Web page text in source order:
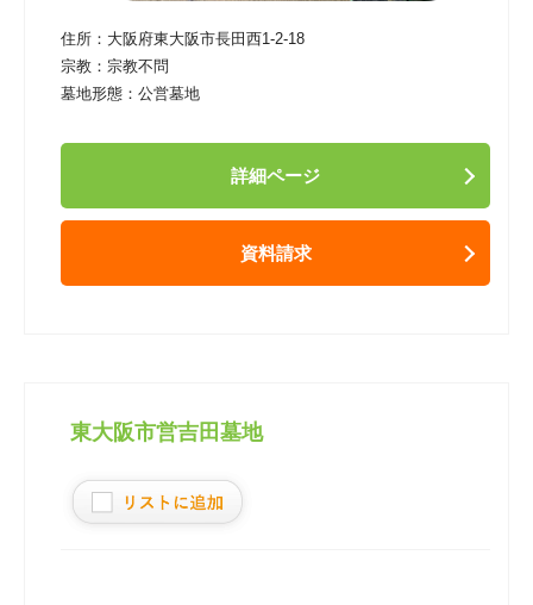
住所： 大阪府東大阪市長田西1-2-18
宗教： 宗教不問
墓地形態： 公営墓地
詳細ページ
資料請求
東大阪市営吉田墓地